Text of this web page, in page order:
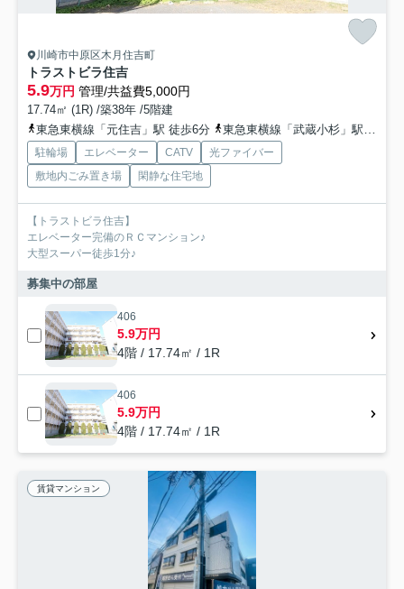
川崎市中原区木月住吉町
トラストビラ住吉
5.9万円 管理/共益費5,000円
17.74㎡ (1R) /築38年 /5階建
東急東横線「元住吉」駅 徒歩6分
東急東横線「武蔵小杉」駅 徒歩15分
駐輪場 エレベーター CATV
光ファイバー
敷地内ごみ置き場
閑静な住宅地
【トラストビラ住吉】
エレベーター完備のＲＣマンション♪
大型スーパー徒歩1分♪
募集中の部屋
406
5.9万円
4階 / 17.74㎡ / 1R
406
5.9万円
4階 / 17.74㎡ / 1R
賃貸マンション